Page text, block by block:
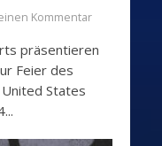
Kommentar
präsentieren
Feier des
States